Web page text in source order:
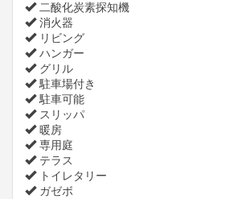
二酸化炭素探知機
消火器
リビング
ハンガー
グリル
駐車場付き
駐車可能
スリッパ
暖房
専用庭
テラス
トイレタリー
ガゼボ